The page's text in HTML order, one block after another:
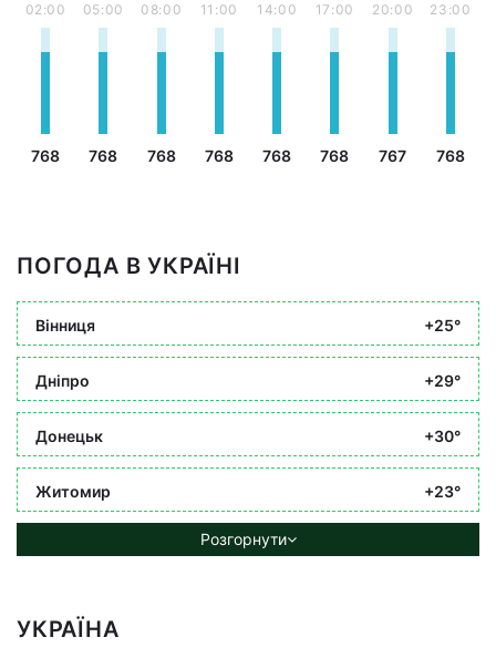
02:00
768
05:00
768
08:00
768
11:00
768
14:00
768
17:00
768
20:00
767
23:00
768
ПОГОДА В УКРАЇНІ
Вінниця +25°
Дніпро +29°
Донецьк +30°
Житомир +23°
Розгорнути
УКРАЇНА